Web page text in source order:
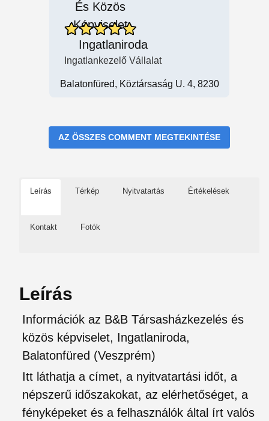
Ingatlaniroda
Ingatlankezelő Vállalat
Balatonfüred, Köztársaság U. 4, 8230
AZ ÖSSZES COMMENT MEGTEKINTÉSE
Leírás Térkép Nyitvatartás Értékelések
Kontakt Fotók
Leírás
Információk az B&B Társasházkezelés és
közös képviselet, Ingatlaniroda,
Balatonfüred (Veszprém)
Itt láthatja a címet, a nyitvatartási időt, a
népszerű időszakokat, az elérhetőséget, a
fényképeket és a felhasználók által írt valós